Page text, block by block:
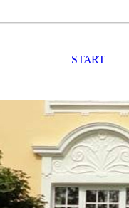
START